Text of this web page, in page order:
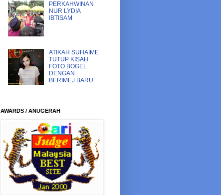
PERKAHWINAN
NUR LYDIA
IBTISAM
ATIKAH SUHAIME
TUTUP KISAH
FOTO BOGEL
DENGAN
BERIMEJ BARU
AWARDS / ANUGERAH